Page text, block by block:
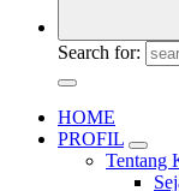
Search for:
HOME
PROFIL
Tentang